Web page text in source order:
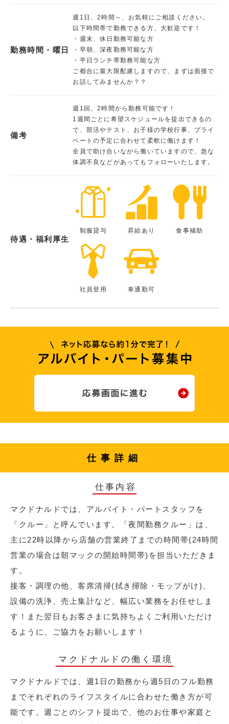
勤務時間・曜日
週1日、2時間～、お気軽にご相談ください。
以下時間帯で勤務できる方、大歓迎です！
・週末、休日勤務可能な方
・早朝、深夜勤務可能な方
・平日ランチ帯勤務可能な方
ご都合に最大限配慮しますので、まずは面接で
お話してみませんか？？
備考
週1回、2時間から勤務可能です！
1週間ごとに希望スケジュールを提出できるの
で、部活やテスト、お子様の学校行事、プライ
ベートの予定に合わせて柔軟に働けます！
全員で助け合いながら働いていますので、急な
体調不良などがあってもフォローいたします。
待遇・福利厚生
制服貸与 昇給あり 食事補助
社員登用 車通勤可
仕事詳細
仕事内容
マクドナルドでは、アルバイト・パートスタッフを
「クルー」と呼んでいます。「夜間勤務クルー」は、
主に22時以降から店舗の営業終了までの時間帯(24時間
営業の場合は朝マックの開始時間帯)を担当いただきま
す。
接客・調理の他、客席清掃(拭き掃除・モップがけ)、
設備の洗浄、売上集計など、幅広い業務をお任せしま
す！また翌日もお客さまに気持ちよくご利用いただけ
るように、ご協力をお願いします！
マクドナルドの働く環境
マクドナルドでは、週1日の勤務から週5日のフル勤務
までそれぞれのライフスタイルに合わせた働き方が可
能です。週ごとのシフト提出で、他のお仕事や家庭と